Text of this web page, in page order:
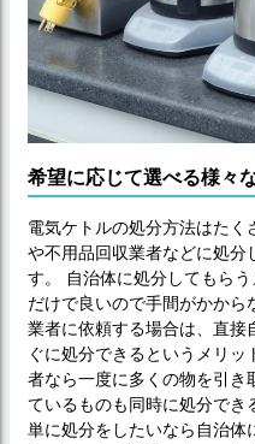
希望に応じて選べる様々
電気ケトルの処分方法はた
や不用品回収業者などに処分
す。 自治体に処分してもら
だけで良いので手間がかから
業者に依頼する場合は、直接
ぐに処分できるというメリ
者なら一度に多くの物を引き
ているものも同時に処分でき
単に処分をしたいなら自治体